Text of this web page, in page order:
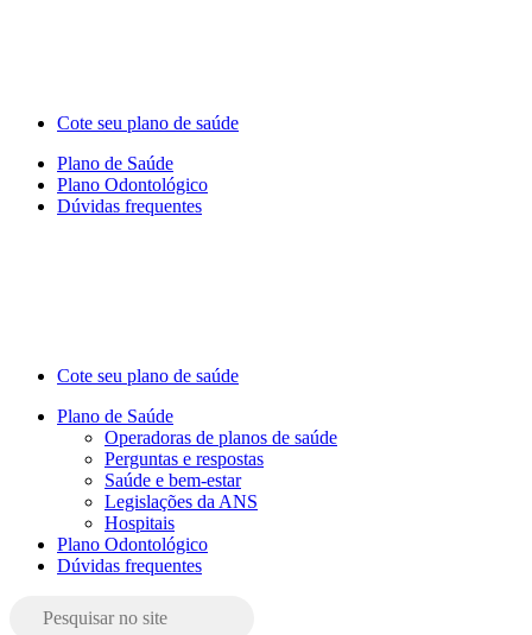
Cote seu plano de saúde
Plano de Saúde
Plano Odontológico
Dúvidas frequentes
Cote seu plano de saúde
Plano de Saúde
Operadoras de planos de saúde
Perguntas e respostas
Saúde e bem-estar
Legislações da ANS
Hospitais
Plano Odontológico
Dúvidas frequentes